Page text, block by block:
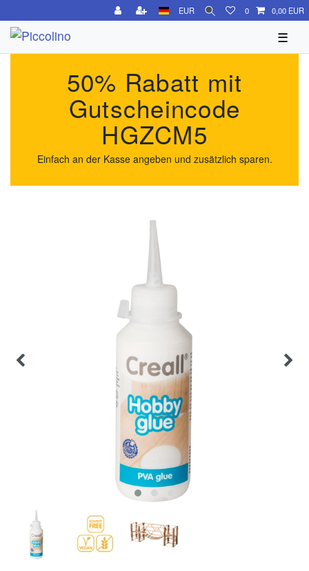
EUR 0 0,00 EUR
☰
50% Rabatt mit
Gutscheincode
HGZCM5
Einfach an der Kasse angeben und zusätzlich sparen.